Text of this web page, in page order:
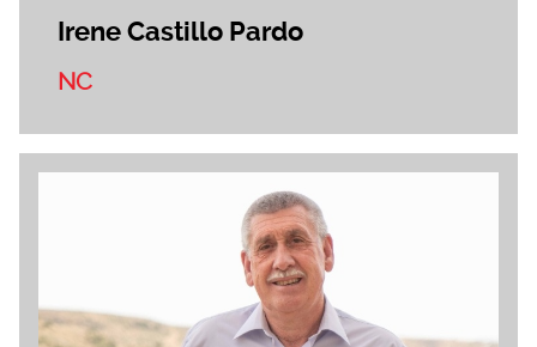
Irene Castillo Pardo
NC